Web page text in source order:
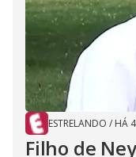
ESTRELANDO / HÁ
Filho de